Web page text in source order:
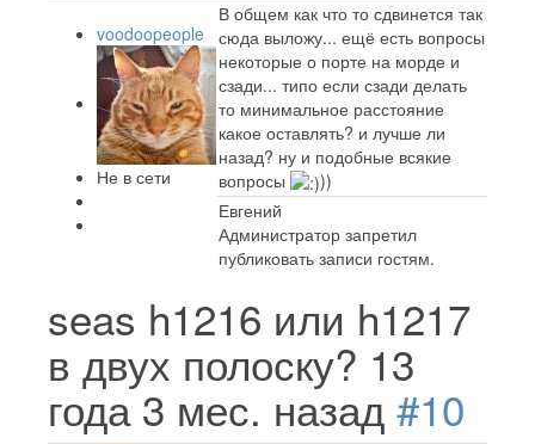
voodoopeople
Не в сети
В общем как что то сдвинется так
сюда выложу... ещё есть вопросы
некоторые о порте на морде и
сзади... типо если сзади делать
то минимальное расстояние
какое оставлять? и лучше ли
назад? ну и подобные всякие
вопросы
))
Евгений
Администратор запретил
публиковать записи гостям.
seas h1216 или h1217
в двух полоску? 13
года 3 мес. назад #10